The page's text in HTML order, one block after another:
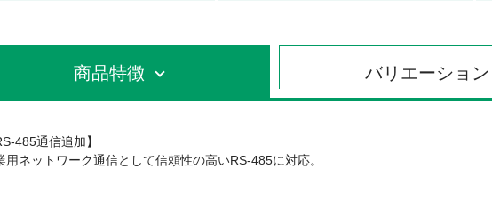
商品特徴 バリエーション
485通信追加】
用ネットワーク通信として信頼性の高いRS-485に対応。